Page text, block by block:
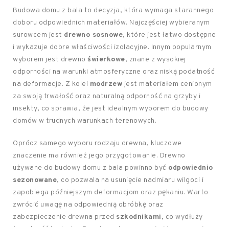
Budowa domu z bala to decyzja, która wymaga starannego
doboru odpowiednich materiałów. Najczęściej wybieranym
surowcem jest drewno sosnowe, które jest łatwo dostępne
i wykazuje dobre właściwości izolacyjne. Innym popularnym
wyborem jest drewno świerkowe, znane z wysokiej
odporności na warunki atmosferyczne oraz niską podatność
na deformacje. Z kolei modrzew jest materiałem cenionym
za swoją trwałość oraz naturalną odporność na grzyby i
insekty, co sprawia, że jest idealnym wyborem do budowy
domów w trudnych warunkach terenowych.
Oprócz samego wyboru rodzaju drewna, kluczowe
znaczenie ma również jego przygotowanie. Drewno
używane do budowy domu z bala powinno być odpowiednio
sezonowane, co pozwala na usunięcie nadmiaru wilgoci i
zapobiega późniejszym deformacjom oraz pękaniu. Warto
zwrócić uwagę na odpowiednią obróbkę oraz
zabezpieczenie drewna przed szkodnikami, co wydłuży